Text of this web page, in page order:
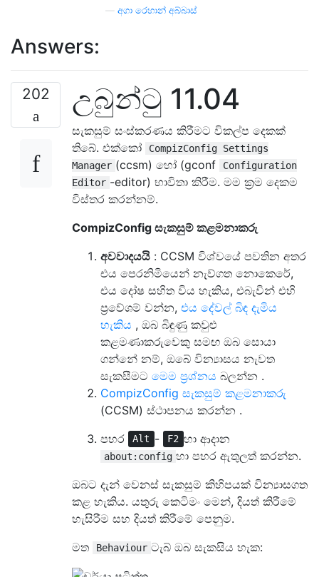
අගා රෙහාන් අබ්බාස්
Answers:
202 උබුන්ටු 11.04
සැකසුම් සංස්කරණය කිරීමට විකල්ප දෙකක්
තිබේ. එක්කෝ
CompizConfig Settings
Manager (ccsm) හෝ (gconf
Configuration
Editor -editor) භාවිතා කිරීම. මම ක්‍රම දෙකම
විස්තර කරන්නම්.
CompizConfig සැකසුම් කළමනාකරු
අවවාදයයි : CCSM විශ්වයේ පවතින අතර
එය පෙරනිමියෙන් නැව්ගත නොකෙරේ,
එය දෝෂ සහිත විය හැකිය, එබැවින් එහි
ප්‍රවේශම් වන්න, එය දේවල් බිඳ දැමිය
හැකිය , ඔබ බිඳුණු කවුළු
කළමණාකරුවෙකු සමඟ ඔබ සොයා
ගන්නේ නම්, ඔබේ වින්‍යාසය නැවත
සැකසීමට මෙම ප්‍රශ්නය බලන්න .
CompizConfig සැකසුම් කළමනාකරු
(CCSM) ස්ථාපනය කරන්න .
පහර
Alt - F2 හා ආදාන
about:config හා පහර ඇතුලත් කරන්න.
ඔබට දැන් වෙනස් සැකසුම් කිහිපයක් වින්‍යාසගත
කළ හැකිය. යතුරු කෙටිමං මෙන්, දියත් කිරීමේ
හැසිරීම සහ දියත් කිරීමේ පෙනුම.
මත
Behaviour ටැබ් ඔබ සැකසිය හැක: